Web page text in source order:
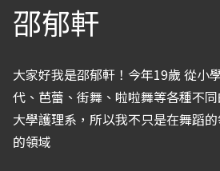
邵郁軒
大家好我是邵郁軒！今年19歲 從小
代、芭蕾、街舞、啦啦舞等各種不
大學護理系，所以我不只是在舞蹈
的領域